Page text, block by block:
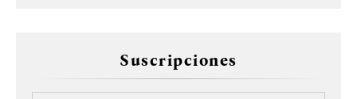
Suscripciones